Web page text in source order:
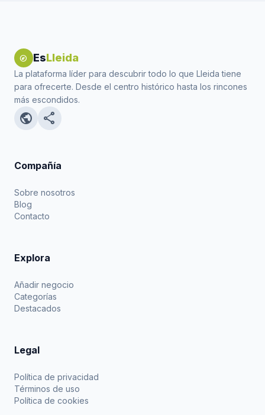
explore EsLleida
La plataforma líder para descubrir todo lo que Lleida tiene
para ofrecerte. Desde el centro histórico hasta los rincones
más escondidos.
public share
Compañía
Sobre nosotros
Blog
Contacto
Explora
Añadir negocio
Categorías
Destacados
Legal
Política de privacidad
Términos de uso
Política de cookies